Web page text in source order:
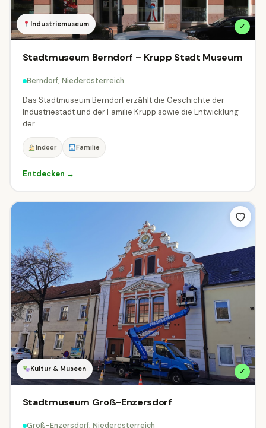
Industriemuseum ✓
Stadtmuseum Berndorf – Krupp Stadt Museum
Berndorf, Niederösterreich
Das Stadtmuseum Berndorf erzählt die Geschichte der
Industriestadt und der Familie Krupp sowie die Entwicklung
der...
Indoor Familie
Entdecken →
Kultur & Museen ✓
Stadtmuseum Groß-Enzersdorf
Groß-Enzersdorf, Niederösterreich